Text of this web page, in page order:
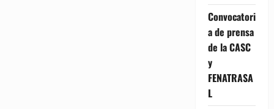
Convocatori
a de prensa
de la CASC
y
FENATRASA
L